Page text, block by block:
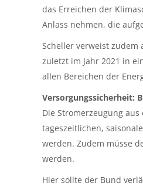
das Erreichen der
Anlass nehmen, die
Scheller verweist zudem
zuletzt im Jahr 2021 in
allen Bereichen der
Versorgungssicherheit:
Die Stromerzeugung
tageszeitlichen,
werden. Zudem müsse
werden.
Hier sollte der Bund